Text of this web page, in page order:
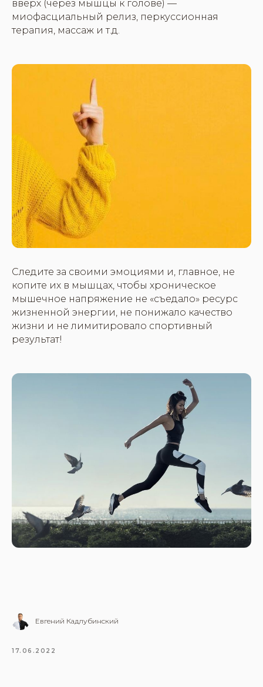
вверх (через мышцы к голове) —
миофасциальный релиз, перкуссионная
терапия, массаж и т.д.
Следите за своими эмоциями и, главное, не
копите их в мышцах, чтобы хроническое
мышечное напряжение не «съедало» ресурс
жизненной энергии, не понижало качество
жизни и не лимитировало спортивный
результат!
Евгений Кадлубинский
17.06.2022